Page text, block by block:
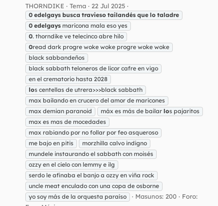
THORNDIKE Tema 22 Jul 2025
0 edelgays busca travieso tailandés que lo taladre
0 edelgays maricona mala eso yes
0. thorndike ve telecinco abre hilo
0read dark progre woke woke progre woke woke
black sabbandeños
black sabbath teloneros de licor cafre en vigo
en el crematorio hasta 2028
los centellas de utrera>>>black sabbath
max bailando en crucero del amor de maricones
max demian paranoid
máx es más de bailar los pajaritos
max es mas de mocedades
max rabiando por no follar por feo asqueroso
me bajo en pitis
morzhilla calvo indigno
mundele instaurando el sabbath con moisés
ozzy en el cielo con lemmy e ilg
serdo le afinaba el banjo a ozzy en viña rock
uncle meat enculado con una copa de osborne
yo soy más de la orquesta paraíso
Masunos: 200
Foro: